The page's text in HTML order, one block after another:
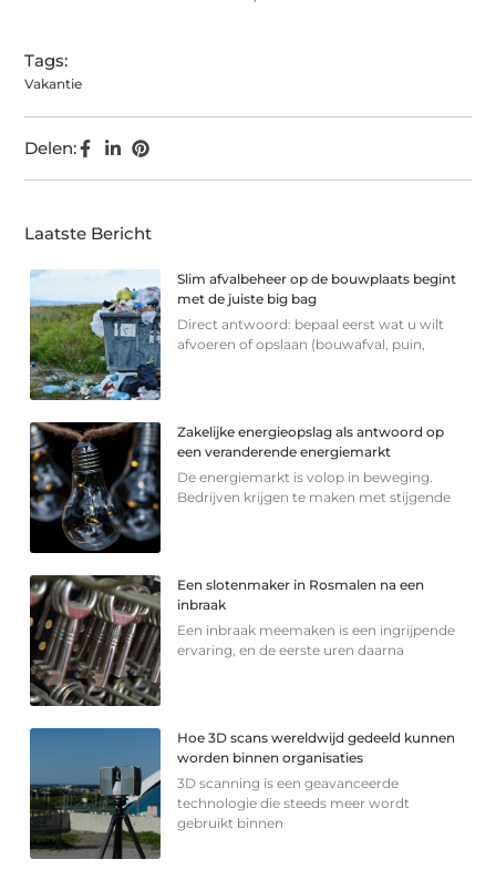
Tags:
Vakantie
Delen:
Laatste Bericht
Slim afvalbeheer op de bouwplaats begint
met de juiste big bag
Direct antwoord: bepaal eerst wat u wilt
afvoeren of opslaan (bouwafval, puin,
Zakelijke energieopslag als antwoord op
een veranderende energiemarkt
De energiemarkt is volop in beweging.
Bedrijven krijgen te maken met stijgende
Een slotenmaker in Rosmalen na een
inbraak
Een inbraak meemaken is een ingrijpende
ervaring, en de eerste uren daarna
Hoe 3D scans wereldwijd gedeeld kunnen
worden binnen organisaties
3D scanning is een geavanceerde
technologie die steeds meer wordt
gebruikt binnen